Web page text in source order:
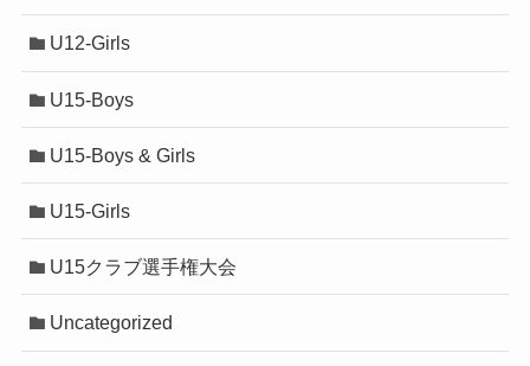
U12-Girls
U15-Boys
U15-Boys & Girls
U15-Girls
U15クラブ選手権大会
Uncategorized